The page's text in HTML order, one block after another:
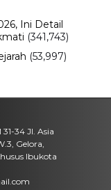
Ini Detail
(341,743)
(53,997)
34 Jl. Asia
Gelora,
Ibukota